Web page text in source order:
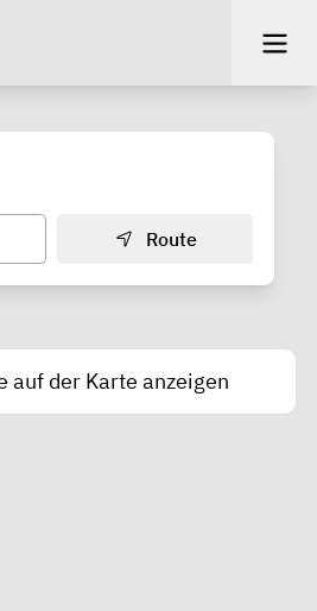
Route
auf der Karte anzeigen